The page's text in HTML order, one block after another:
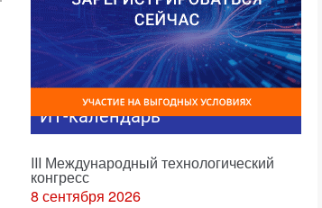
ИТ-календарь
III Международный технологический
конгресс
8 сентября 2026